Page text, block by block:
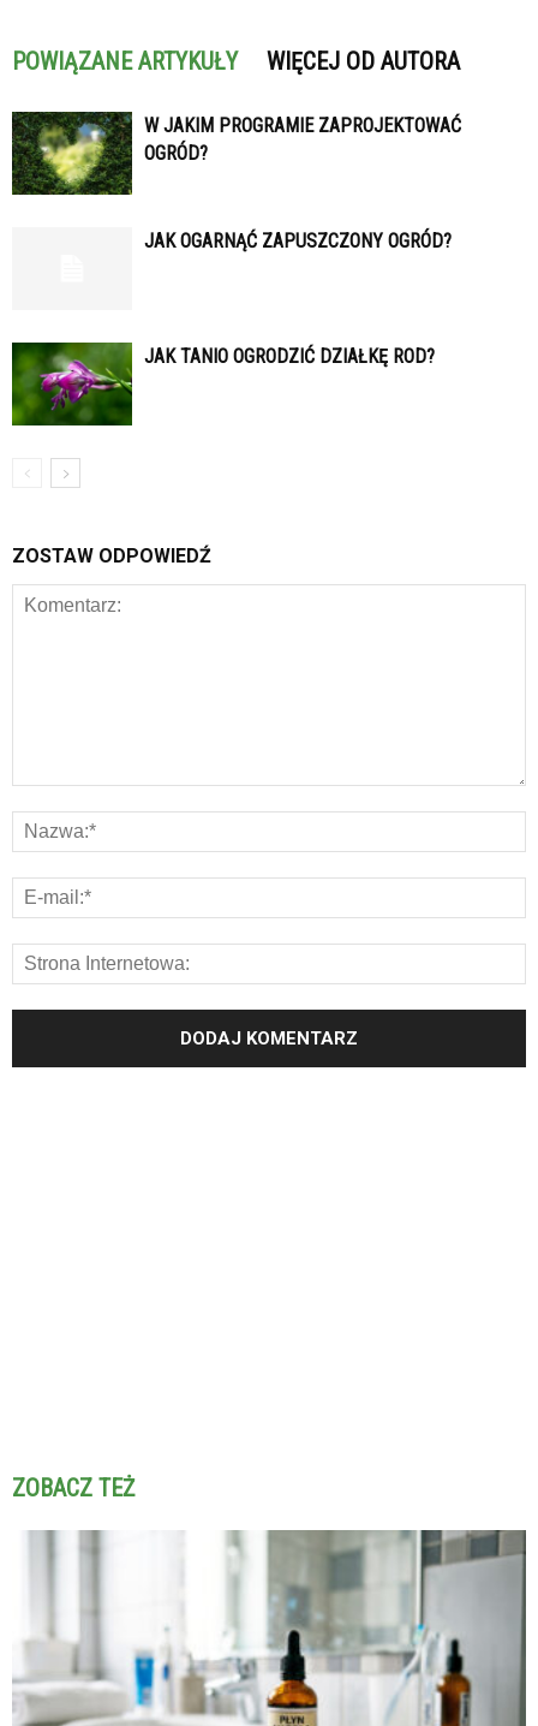
POWIĄZANE ARTYKUŁY WIĘCEJ OD AUTORA
W JAKIM PROGRAMIE ZAPROJEKTOWAĆ
OGRÓD?
JAK OGARNĄĆ ZAPUSZCZONY OGRÓD?
JAK TANIO OGRODZIĆ DZIAŁKĘ ROD?
ZOSTAW ODPOWIEDŹ
ZOBACZ TEŻ